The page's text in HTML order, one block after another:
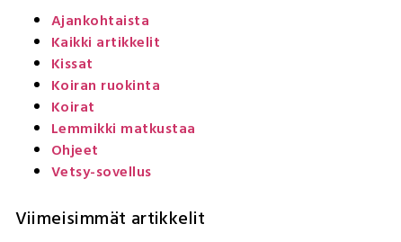
Ajankohtaista
Kaikki artikkelit
Kissat
Koiran ruokinta
Koirat
Lemmikki matkustaa
Ohjeet
Vetsy-sovellus
Viimeisimmät artikkelit